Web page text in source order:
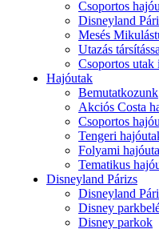
Csoportos
Disneyland
Mesés
Utazás
Csoportos utak
Hajóutak
Bemutatkozunk
Akciós Costa
Csoportos
Tengeri
Folyami
Tematikus
Disneyland Párizs
Disneyland
Disney
Disney parkok